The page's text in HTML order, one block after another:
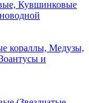
Кувшинковые
кораллы, Медузы,
и